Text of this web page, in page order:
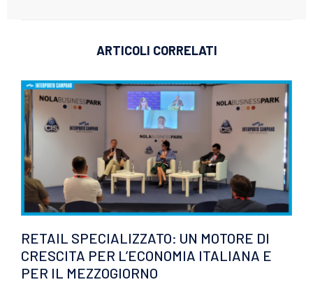
ARTICOLI CORRELATI
RETAIL SPECIALIZZATO: UN MOTORE DI
CRESCITA PER L’ECONOMIA ITALIANA E
PER IL MEZZOGIORNO